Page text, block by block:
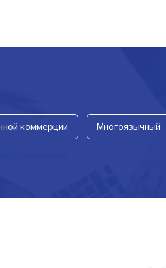
коммерции Многоязычный